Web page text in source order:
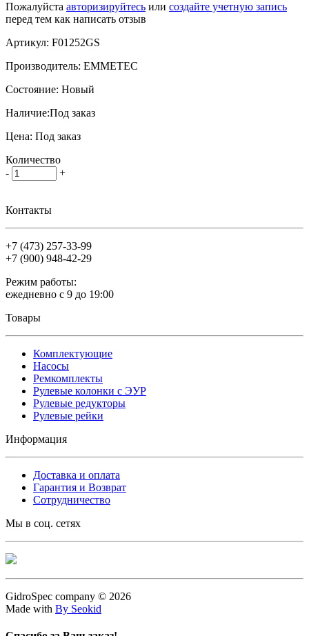
Пожалуйста авторизируйтесь или создайте учетную запись
перед тем как написать отзыв
Артикул: F01252GS
Производитель: EMMETEC
Состояние: Новый
Наличие:Под заказ
Цена: Под заказ
Количество
-
+
Контакты
+7 (473) 257-33-99
+7 (900) 948-42-29
Режим работы:
ежедневно с 9 до 19:00
Товары
Комплектующие
Насосы
Ремкомплекты
Рулевые колонки с ЭУР
Рулевые редукторы
Рулевые рейки
Информация
Доставка и оплата
Гарантия и Возврат
Сотрудничество
Мы в соц. сетях
GidroSpec company © 2026
Made with By Seokid